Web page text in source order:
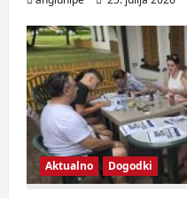
Aktualno Dogodki